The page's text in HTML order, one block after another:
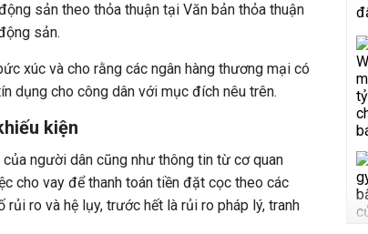
sản theo thỏa thuận tại Văn bản thỏa thuận
sản.
xúc và cho rằng các ngân hàng thương mại có
dụng cho công dân với mục đích nêu trên.
kiện
người dân cũng như thông tin từ cơ quan
cho vay để thanh toán tiền đặt cọc theo các
rủi ro và hệ lụy, trước hết là rủi ro pháp lý, tranh